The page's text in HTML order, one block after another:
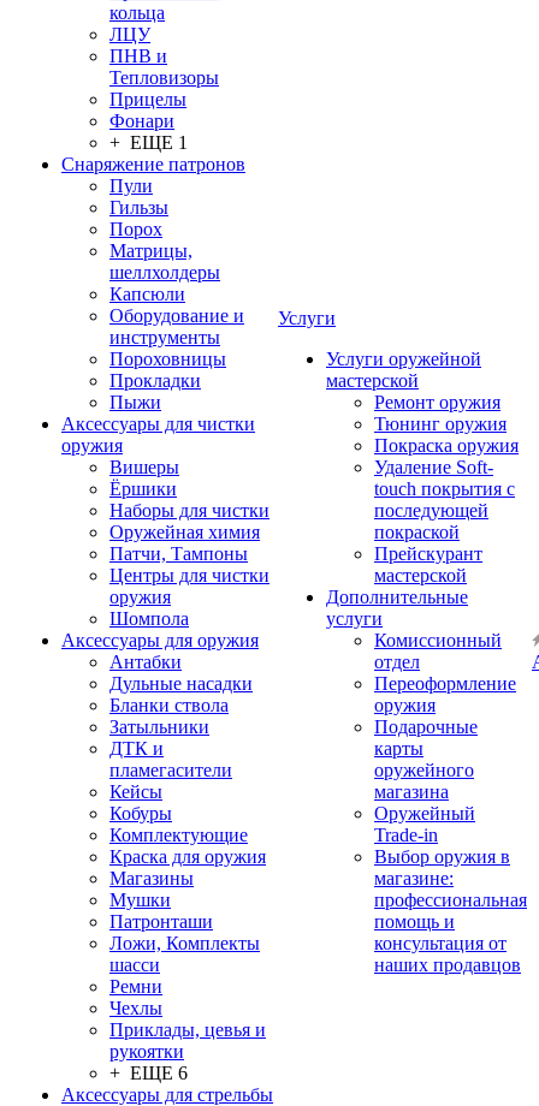
кольца
ЛЦУ
ПНВ и
Тепловизоры
Прицелы
Фонари
+ ЕЩЕ 1
Снаряжение патронов
Пули
Гильзы
Порох
Матрицы,
шеллхолдеры
Капсюли
Оборудование и
инструменты
Пороховницы
Прокладки
Пыжи
Аксессуары для чистки
оружия
Вишеры
Ёршики
Наборы для чистки
Оружейная химия
Патчи, Тампоны
Центры для чистки
оружия
Шомпола
Аксессуары для оружия
Антабки
Дульные насадки
Бланки ствола
Затыльники
ДТК и
пламегасители
Кейсы
Кобуры
Комплектующие
Краска для оружия
Магазины
Мушки
Патронташи
Ложи, Комплекты
шасси
Ремни
Чехлы
Приклады, цевья и
рукоятки
+ ЕЩЕ 6
Аксессуары для стрельбы
Услуги
Услуги оружейной
мастерской
Ремонт оружия
Тюнинг оружия
Покраска оружия
Удаление Soft-
touch покрытия с
последующей
покраской
Прейскурант
мастерской
Дополнительные
услуги
Комиссионный
отдел
Переоформление
оружия
Подарочные
карты
оружейного
магазина
Оружейный
Trade-in
Выбор оружия в
магазине:
профессиональная
помощь и
консультация от
наших продавцов